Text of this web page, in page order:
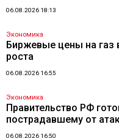
06.08.2026 18:13
Экономика
Биржевые цены на газ
роста
06.08.2026 16:55
Экономика
Правительство РФ
пострадавшему от
06.08.2026 16:50